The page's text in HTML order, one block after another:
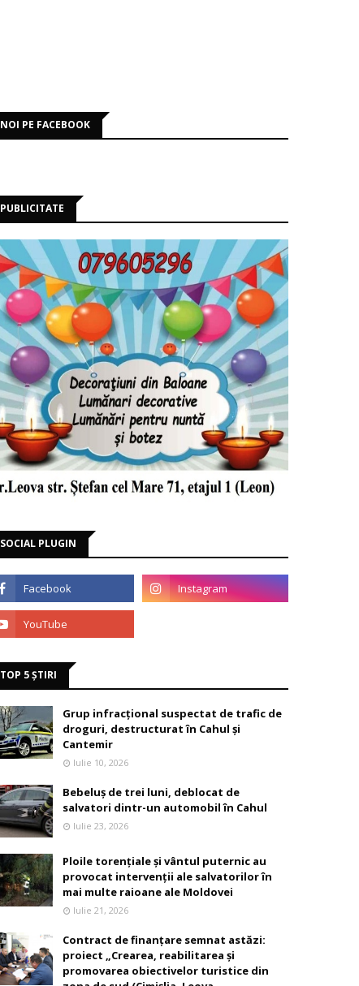
NOI PE FACEBOOK
PUBLICITATE
SOCIAL PLUGIN
TOP 5 ȘTIRI
Grup infracțional suspectat de trafic de
droguri, destructurat în Cahul și
Cantemir
Iulie 10, 2026
Bebeluș de trei luni, deblocat de
salvatori dintr-un automobil în Cahul
Iulie 23, 2026
Ploile torențiale și vântul puternic au
provocat intervenții ale salvatorilor în
mai multe raioane ale Moldovei
Iulie 21, 2026
Contract de finanțare semnat astăzi:
proiect „Crearea, reabilitarea și
promovarea obiectivelor turistice din